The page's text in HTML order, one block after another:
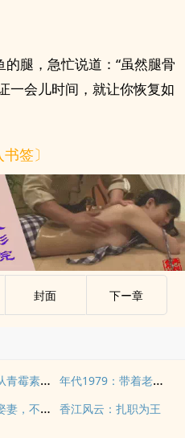
的腿，急忙说道：“虽然腿骨
一会儿时间，就让你恢复如
书签〕
封面 下ー章
四合院：从青霉素开始 年代1979：带着老婆孩子吃肉
让你下山娶妻，不是让你震惊世界！ 香江风云：扎职为王